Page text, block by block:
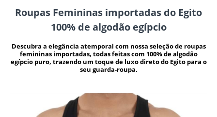
Roupas Femininas importadas do Egito
100% de algodão egípcio
Descubra a elegância atemporal com nossa seleção de roupas
femininas importadas, todas feitas com 100% de algodão
egípcio puro, trazendo um toque de luxo direto do Egito para o
seu guarda-roupa.